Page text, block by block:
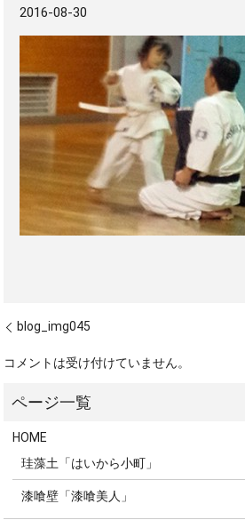
2016-08-30
blog_img045
コメントは受け付けていません。
HOME
珪藻土「はいから小町」
漆喰壁「漆喰美人」